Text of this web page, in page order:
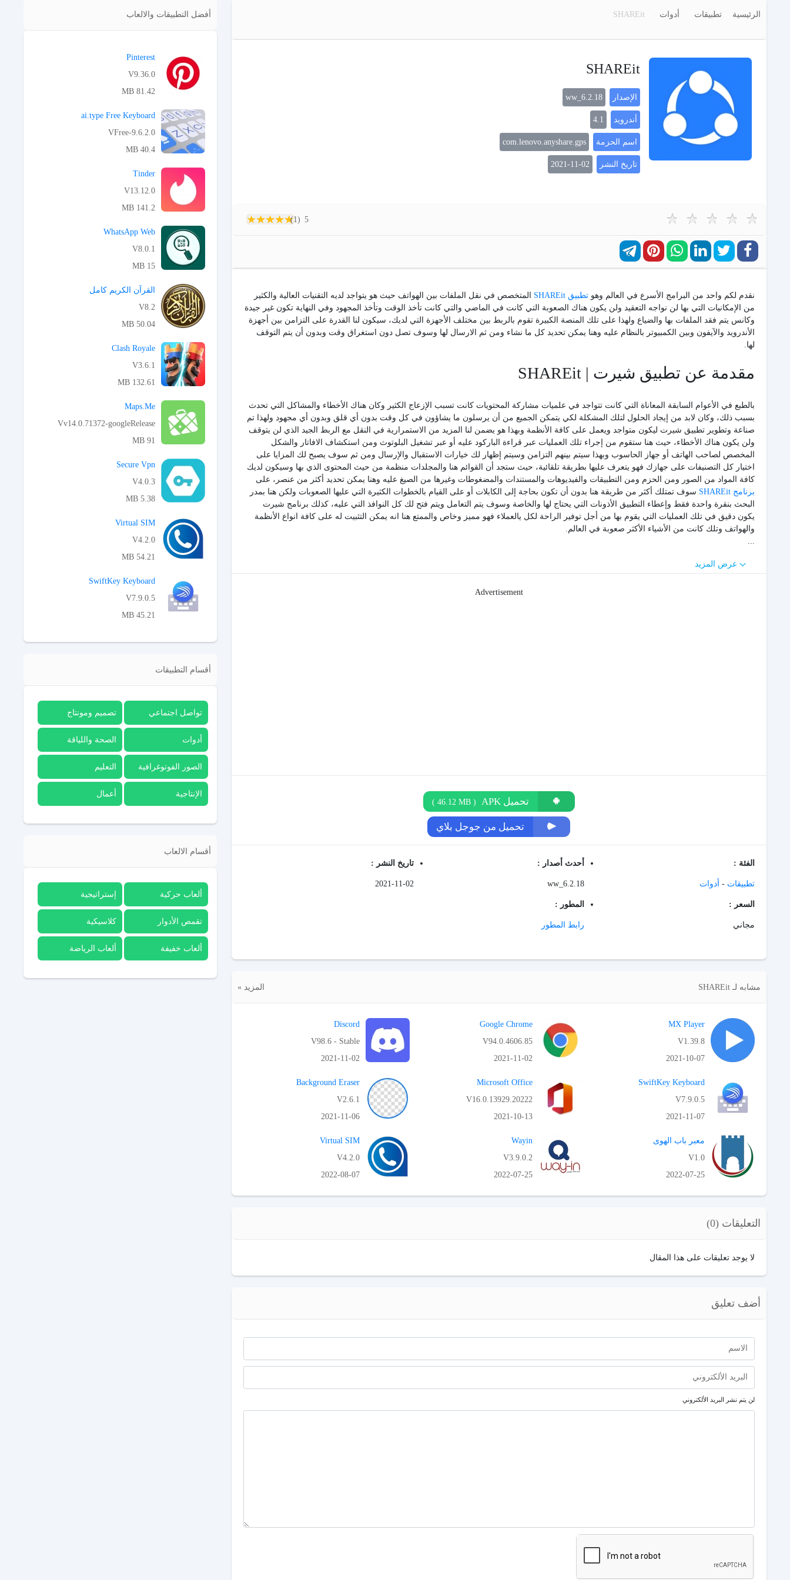
الرئيسية تطبيقات أدوات SHAREit
SHAREit
الإصدار 6.2.18_ww
أندرويد 4.1
اسم الحزمة com.lenovo.anyshare.gps
تاريخ النشر 2021-11-02
5
(1)
نقدم لكم واحد من البرامج الأسرع في العالم وهوتطبيق SHAREit
المتخصص في نقل الملفات بين الهواتف حيث هو يتواجد لديه التقنيات العالية والكثير
من الإمكانيات التي بها لن نواجه التعقيد ولن يكون هناك الصعوبة التي كانت في الماضي والتي كانت تأخذ الوقت وتأخذ المجهود وفي النهاية تكون غير جيدة
وكانس يتم فقد الملفات بها والضياع ولهذا على تلك المنصة الكبيرة تقوم بالربط بين مختلف الأجهزة التي لديك، سيكون لنا القدرة على التزامن بين أجهزة
الأندرويد والآيفون وبين الكمبيوتر بالنظام عليه وهنا يمكن تحديد كل ما نشاء ومن ثم الارسال لها وسوف تصل دون استغراق وقت وبدون أن يتم التوقف
لها.
مقدمة عن تطبيق شيرت | SHAREit
بالطبع في الأعوام السابقة المعاناة التي كانت تتواجد في علميات مشاركة المحتويات كانت تسبب الإزعاج الكثير وكان هناك الأخطاء والمشاكل التي تحدث
بسبب ذلك، وكان لابد من إيجاد الحلول لتلك المشكلة لكي يتمكن الجميع من أن يرسلون ما يشاؤون في كل وقت بدون أي قلق وبدون أي مجهود ولهذا تم
صناعة وتطوير تطبيق شيرت ليكون متواجد ويعمل على كافة الأنظمة وبهذا هو يضمن لنا المزيد من الاستمرارية في النقل مع الربط الجيد الذي لن يتوقف
ولن يكون هناك الأخطاء، حيث هنا ستقوم من إجراء تلك العمليات عبر قراءة الباركود عليه أو عبر تشغيل البلوتوث ومن استكشاف الافاتار والشكل
المخصص لصاحب الهاتف أو جهاز الحاسوب وبهذا سيتم بينهم التزامن وسيتم إظهار لك خيارات الاستقبال والإرسال ومن ثم سوف يصبح لك المزايا على
اختيار كل التصنيفات على جهازك فهو يتعرف عليها بطريقة تلقائية، حيث ستجد أن القوائم هنا والمجلدات منظمة من حيث المحتوى الذي بها وسيكون لديك
كافة المواد من الصور ومن الحزم ومن التطبيقات والفيديوهات والمستندات والمضغوطات وغيرها من الصيغ عليه وهنا يمكن تحديد أكثر من عنصر، على
برنامج SHAREit
سوف تمتلك أكثر من طريقة هنا بدون أن تكون بحاجة إلى الكابلات أو على القيام بالخطوات الكثيرة التي عليها الصعوبات ولكن هنا بمدر
البحث بنقرة واحدة فقط وإعطاء التطبيق الأذونات التي يحتاج لها والخاصة وسوف يتم التعامل ويتم فتح لك كل النوافذ التي عليه، كذلك برنامج شيرت
يكون دقيق في تلك العمليات التي يقوم بها من أجل توفير الراحة لكل يالعملاء فهو مميز وخاص والممتع هنا انه يمكن التثبيت له على كافة انواع الأنظمة
والهواتف وتلك كانت من الأشياء الأكثر صعوبة في العالم.
عرض المزيد
Advertisement
تحميل APK (
46.12 MB
)
تحميل من جوجل بلاي
الفئة :
تطبيقات - أدوات
أحدث أصدار :
6.2.18_ww
تاريخ النشر :
2021-11-02
السعر :
مجاني
المطور :
رابط المطور
مشابه لـ SHAREit المزيد »
MX Player
V1.39.8
2021-10-07
Google Chrome
V94.0.4606.85
2021-11-02
Discord
V98.6 - Stable
2021-11-02
SwiftKey Keyboard
V7.9.0.5
2021-11-07
Microsoft Office
V16.0.13929.20222
2021-10-13
Background Eraser
V2.6.1
2021-11-06
معبر باب الهوى
V1.0
2022-07-25
Wayin
V3.9.0.2
2022-07-25
Virtual SIM
V4.2.0
2022-08-07
التعليقات (0)
لا يوجد تعليقات على هذا المقال
أضف تعليق
لن يتم نشر البريد الألكتروني
أفضل التطبيقات والالعاب
Pinterest‏
V9.36.0
81.42 MB
ai.type Free Keyboard
VFree-9.6.2.0
40.4 MB
Tinder
V13.12.0
141.2 MB
WhatsApp Web
V8.0.1
15 MB
القرآن الكريم كامل
V8.2
50.04 MB
Clash Royale
V3.6.1
132.61 MB
Maps.Me
Vv14.0.71372-googleRelease
91 MB
Secure Vpn
V4.0.3
5.38 MB
Virtual SIM
V4.2.0
54.21 MB
SwiftKey Keyboard
V7.9.0.5
45.21 MB
أقسام التطبيقات
تواصل اجتماعي تصميم ومونتاج
أدوات الصحة واللياقة
الصور الفوتوغرافية التعليم
الإنتاجية أعمال
أقسام الالعاب
ألعاب حركية إستراتيجية
تقمص الأدوار كلاسيكية
ألعاب خفيفة ألعاب الرياضة